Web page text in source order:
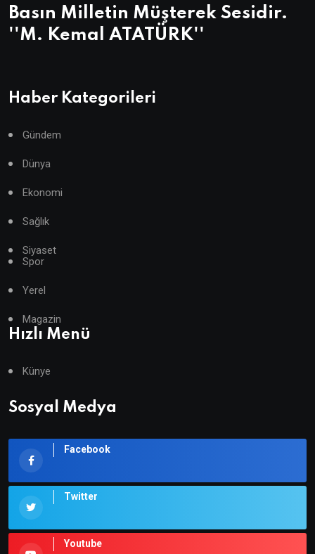
Basın Milletin Müşterek Sesidir.
''M. Kemal ATATÜRK''
Haber Kategorileri
Gündem
Dünya
Ekonomi
Sağlık
Siyaset
Spor
Yerel
Magazin
Hızlı Menü
Künye
Sosyal Medya
Facebook
Twitter
Youtube